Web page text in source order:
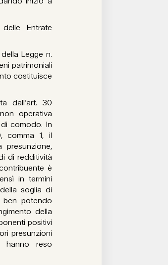
Entrate
Legge n.
patrimoniali
costituisce
dall’art. 30
operativa
comodo. In
comma 1, il
di redditività
è
in termini
soglia di
ben potendo
della
positivi
presunzioni
hanno reso